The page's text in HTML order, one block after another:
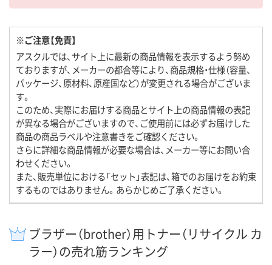
※ご注意【免責】
アスクルでは、サイト上に最新の商品情報を表示するよう努め
ておりますが、メーカーの都合等により、商品規格・仕様（容量、
パッケージ、原材料、原産国など）が変更される場合がございま
す。
このため、実際にお届けする商品とサイト上の商品情報の表記
が異なる場合がございますので、ご使用前には必ずお届けした
商品の商品ラベルや注意書きをご確認ください。
さらに詳細な商品情報が必要な場合は、メーカー等にお問い合
わせください。
また、販売単位における「セット」表記は、箱でのお届けをお約束
するものではありません。あらかじめご了承ください。
ブラザー（brother）用トナー（リサイクル カ
ラー）の売れ筋ランキング